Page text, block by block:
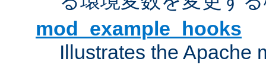
mod_example_hooks
Illustrates the Apache